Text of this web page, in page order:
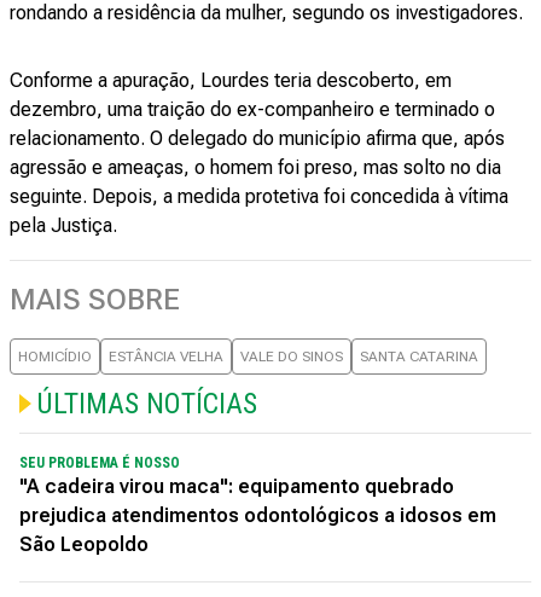
rondando a residência da mulher, segundo os investigadores.
Conforme a apuração, Lourdes teria descoberto, em
dezembro, uma traição do ex-companheiro e terminado o
relacionamento. O delegado do município afirma que, após
agressão e ameaças, o homem foi preso, mas solto no dia
seguinte. Depois, a medida protetiva foi concedida à vítima
pela Justiça.
MAIS SOBRE
HOMICÍDIO ESTÂNCIA VELHA VALE DO SINOS SANTA CATARINA
ÚLTIMAS NOTÍCIAS
SEU PROBLEMA É NOSSO
"A cadeira virou maca": equipamento quebrado
prejudica atendimentos odontológicos a idosos em
São Leopoldo